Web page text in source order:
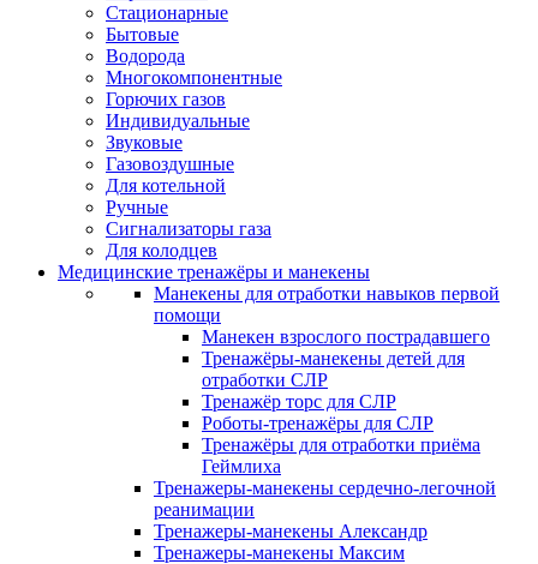
Стационарные
Бытовые
Водорода
Многокомпонентные
Горючих газов
Индивидуальные
Звуковые
Газовоздушные
Для котельной
Ручные
Сигнализаторы газа
Для колодцев
Медицинские тренажёры и манекены
Манекены для отработки навыков первой
помощи
Манекен взрослого пострадавшего
Тренажёры-манекены детей для
отработки СЛР
Тренажёр торс для СЛР
Роботы-тренажёры для СЛР
Тренажёры для отработки приёма
Геймлиха
Тренажеры-манекены сердечно-легочной
реанимации
Тренажеры-манекены Александр
Тренажеры-манекены Максим